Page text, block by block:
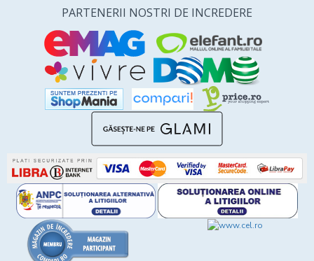
PARTENERII NOSTRI DE INCREDERE